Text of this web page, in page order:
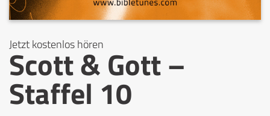
Jetzt kostenlos hören
Scott & Gott –
Staffel 10